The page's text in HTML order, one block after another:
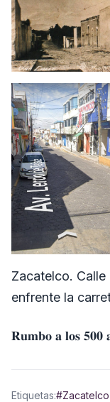
Zacatelco.
enfrente la
𝐑𝐮𝐦𝐛𝐨 𝐚 𝐥𝐨𝐬 𝟓𝟎𝟎
Etiquetas: